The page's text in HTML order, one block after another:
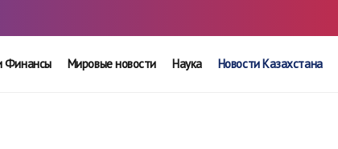
Финансы Мировые новости Наука Новости Казахстана